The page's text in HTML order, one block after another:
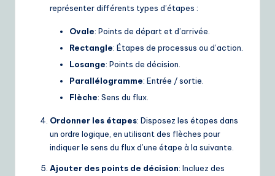
représenter différents types d’étapes :
Ovale: Points de départ et d’arrivée.
Rectangle: Étapes de processus ou d’action.
Losange: Points de décision.
Parallélogramme: Entrée / sortie.
Flèche: Sens du flux.
Ordonner les étapes: Disposez les étapes dans
un ordre logique, en utilisant des flèches pour
indiquer le sens du flux d’une étape à la suivante.
Ajouter des points de décision: Incluez des